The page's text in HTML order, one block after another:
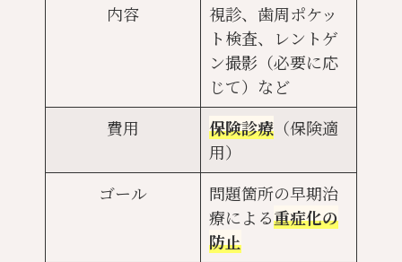
内容
視診、歯周ポケッ
ト検査、レントゲ
ン撮影（必要に応
じて）など
費用
保険診療 （保険適
用）
ゴール
問題箇所の早期治
療による重症化の
防止